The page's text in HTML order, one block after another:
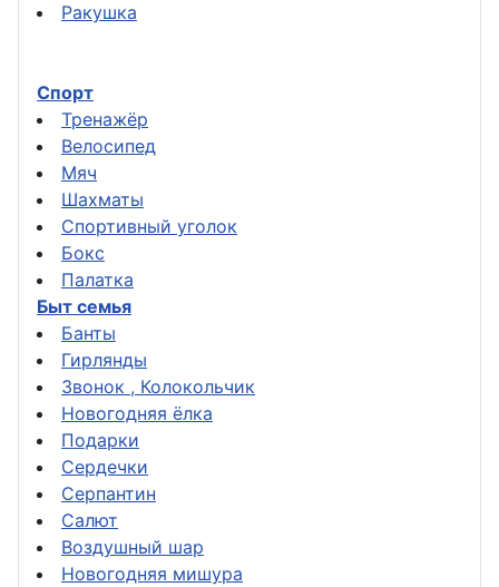
Ракушка
Спорт
Тренажёр
Велосипед
Мяч
Шахматы
Спортивный уголок
Бокс
Палатка
Быт семья
Банты
Гирлянды
Звонок , Колокольчик
Новогодняя ёлка
Подарки
Сердечки
Серпантин
Салют
Воздушный шар
Новогодняя мишура